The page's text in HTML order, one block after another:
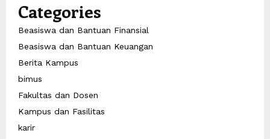
Categories
Beasiswa dan Bantuan Finansial
Beasiswa dan Bantuan Keuangan
Berita Kampus
bimus
Fakultas dan Dosen
Kampus dan Fasilitas
karir